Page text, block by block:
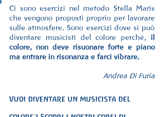
Ci sono esercizi nel metodo Stella Maris
che vengono proposti proprio per lavorare
sulle atmosfere. Sono esercizi dove si può
diventare musicisti del colore perché, il
colore, non deve risuonare forte e piano
ma entrare in risonanza e farci vibrare.
Andrea Di Furia
Vuoi diventare un musicista del